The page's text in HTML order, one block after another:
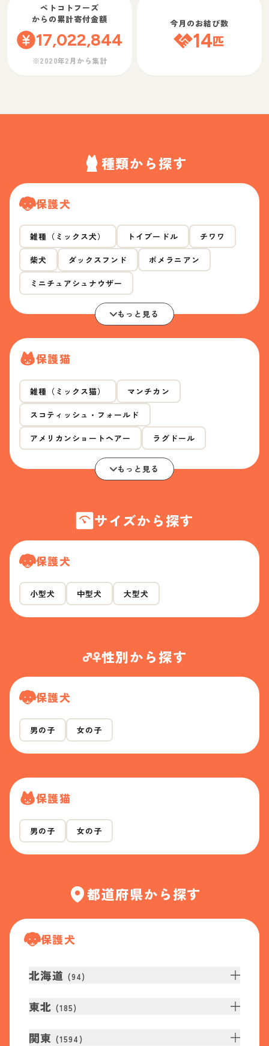
ペトコトフーズ
からの累計寄付金額
17,022,844
※2020年2月から集計
今月のお結び数
14匹
種類から探す
保護犬
雑種（ミックス犬） トイプードル チワワ
柴犬 ダックスフンド ポメラニアン
ミニチュアシュナウザー
もっと見る
保護猫
雑種（ミックス猫） マンチカン
スコティッシュ・フォールド
アメリカンショートヘアー ラグドール
もっと見る
サイズから探す
保護犬
小型犬 中型犬 大型犬
性別から探す
保護犬
男の子 女の子
保護猫
男の子 女の子
都道府県から探す
保護犬
北海道 (94)
東北 (185)
関東 (1594 )